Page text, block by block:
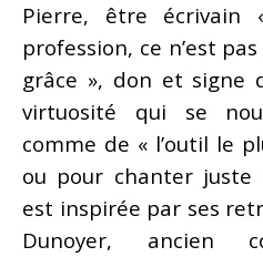
Pierre, être écrivain
profession, ce n’est
grâce », don et signe
virtuosité qui se
comme de « l’outil le
ou pour chanter juste
est inspirée par ses
Dunoyer, ancien